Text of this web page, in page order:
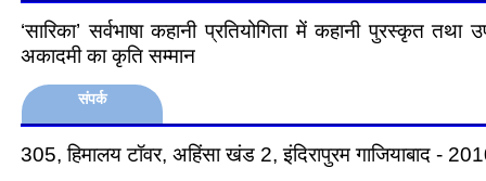
‘सारिका’ सर्वभाषा कहानी प्रतियोगिता में कहानी पुरस्कृत तथा
अकादमी का कृति सम्मान
संपर्क
305, हिमालय टॉवर, अहिंसा खंड 2, इंदिरापुरम गाजियाबाद -